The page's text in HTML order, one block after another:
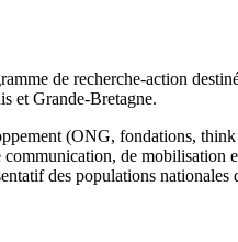
de recherche-action
et Grande-Bretagne.
(ONG, fondations,
de mobilisation
des populations